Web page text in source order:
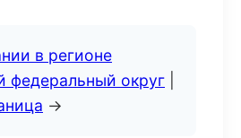
в регионе
федеральный округ
→